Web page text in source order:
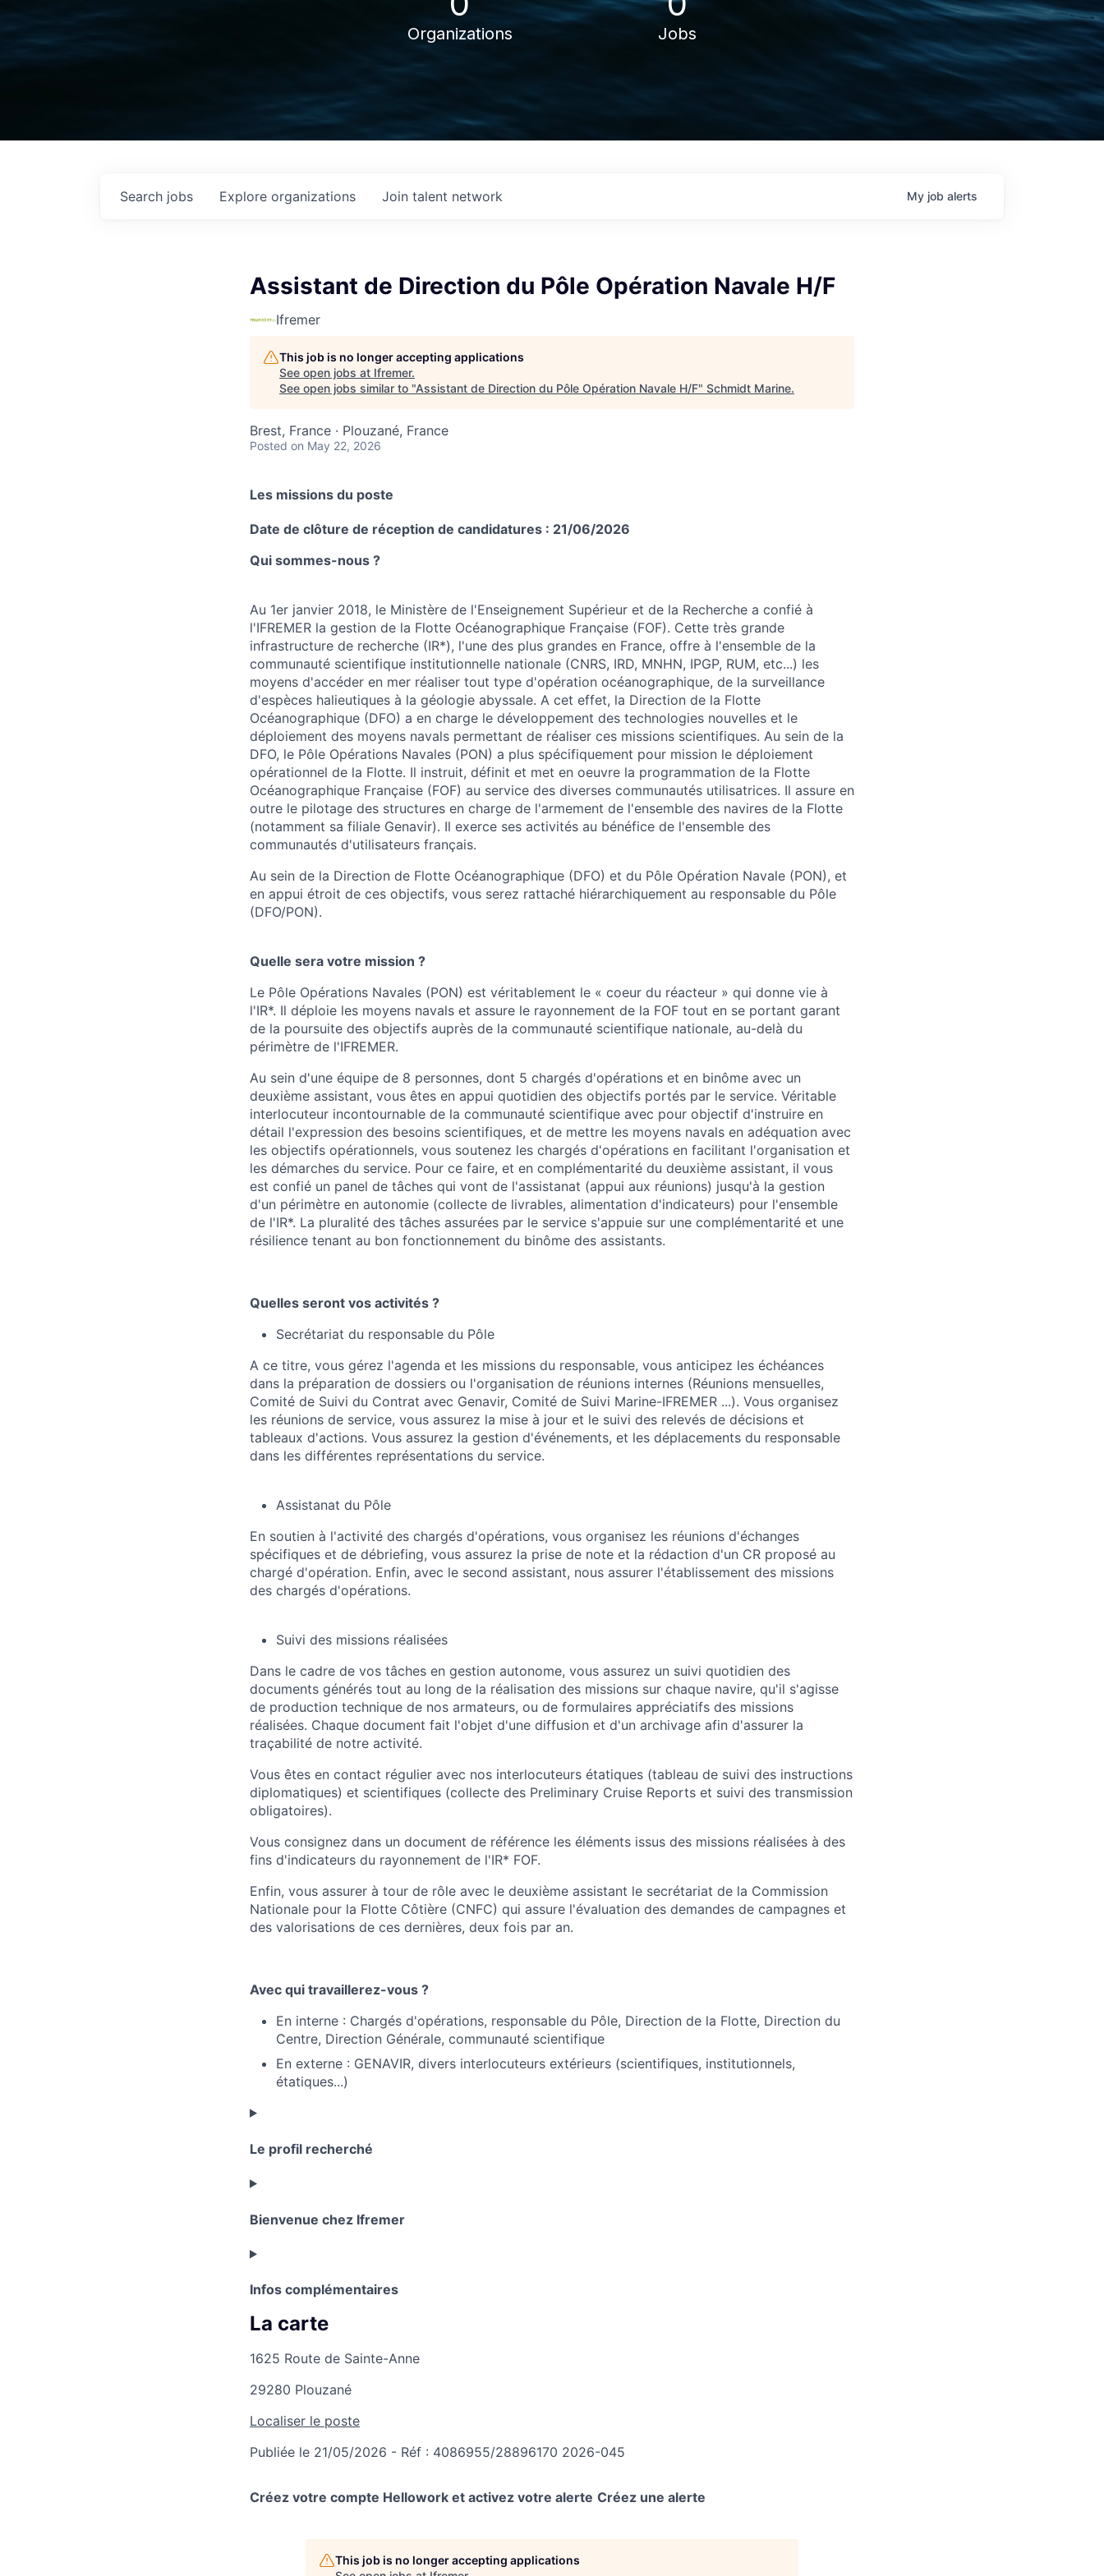
Organizations Jobs
Search jobs Explore organizations Join talent network My job alerts
Assistant de Direction du Pôle Opération Navale H/F
Ifremer
This job is no longer accepting applications
See open jobs at Ifremer.
See open jobs similar to "Assistant de Direction du Pôle Opération Navale H/F" Schmidt Marine.
Brest, France · Plouzané, France
Posted on May 22, 2026
Les missions du poste
Date de clôture de réception de candidatures : 21/06/2026
Qui sommes-nous ?
Au 1er janvier 2018, le Ministère de l'Enseignement Supérieur et de la Recherche a confié à
l'IFREMER la gestion de la Flotte Océanographique Française (FOF). Cette très grande
infrastructure de recherche (IR*), l'une des plus grandes en France, offre à l'ensemble de la
communauté scientifique institutionnelle nationale (CNRS, IRD, MNHN, IPGP, RUM, etc...) les
moyens d'accéder en mer réaliser tout type d'opération océanographique, de la surveillance
d'espèces halieutiques à la géologie abyssale. A cet effet, la Direction de la Flotte
Océanographique (DFO) a en charge le développement des technologies nouvelles et le
déploiement des moyens navals permettant de réaliser ces missions scientifiques. Au sein de la
DFO, le Pôle Opérations Navales (PON) a plus spécifiquement pour mission le déploiement
opérationnel de la Flotte. Il instruit, définit et met en oeuvre la programmation de la Flotte
Océanographique Française (FOF) au service des diverses communautés utilisatrices. Il assure en
outre le pilotage des structures en charge de l'armement de l'ensemble des navires de la Flotte
(notamment sa filiale Genavir). Il exerce ses activités au bénéfice de l'ensemble des
communautés d'utilisateurs français.
Au sein de la Direction de Flotte Océanographique (DFO) et du Pôle Opération Navale (PON), et
en appui étroit de ces objectifs, vous serez rattaché hiérarchiquement au responsable du Pôle
(DFO/PON).
Quelle sera votre mission ?
Le Pôle Opérations Navales (PON) est véritablement le « coeur du réacteur » qui donne vie à
l'IR*. Il déploie les moyens navals et assure le rayonnement de la FOF tout en se portant garant
de la poursuite des objectifs auprès de la communauté scientifique nationale, au-delà du
périmètre de l'IFREMER.
Au sein d'une équipe de 8 personnes, dont 5 chargés d'opérations et en binôme avec un
deuxième assistant, vous êtes en appui quotidien des objectifs portés par le service. Véritable
interlocuteur incontournable de la communauté scientifique avec pour objectif d'instruire en
détail l'expression des besoins scientifiques, et de mettre les moyens navals en adéquation avec
les objectifs opérationnels, vous soutenez les chargés d'opérations en facilitant l'organisation et
les démarches du service. Pour ce faire, et en complémentarité du deuxième assistant, il vous
est confié un panel de tâches qui vont de l'assistanat (appui aux réunions) jusqu'à la gestion
d'un périmètre en autonomie (collecte de livrables, alimentation d'indicateurs) pour l'ensemble
de l'IR*. La pluralité des tâches assurées par le service s'appuie sur une complémentarité et une
résilience tenant au bon fonctionnement du binôme des assistants.
Quelles seront vos activités ?
Secrétariat du responsable du Pôle
A ce titre, vous gérez l'agenda et les missions du responsable, vous anticipez les échéances
dans la préparation de dossiers ou l'organisation de réunions internes (Réunions mensuelles,
Comité de Suivi du Contrat avec Genavir, Comité de Suivi Marine-IFREMER ...). Vous organisez
les réunions de service, vous assurez la mise à jour et le suivi des relevés de décisions et
tableaux d'actions. Vous assurez la gestion d'événements, et les déplacements du responsable
dans les différentes représentations du service.
Assistanat du Pôle
En soutien à l'activité des chargés d'opérations, vous organisez les réunions d'échanges
spécifiques et de débriefing, vous assurez la prise de note et la rédaction d'un CR proposé au
chargé d'opération. Enfin, avec le second assistant, nous assurer l'établissement des missions
des chargés d'opérations.
Suivi des missions réalisées
Dans le cadre de vos tâches en gestion autonome, vous assurez un suivi quotidien des
documents générés tout au long de la réalisation des missions sur chaque navire, qu'il s'agisse
de production technique de nos armateurs, ou de formulaires appréciatifs des missions
réalisées. Chaque document fait l'objet d'une diffusion et d'un archivage afin d'assurer la
traçabilité de notre activité.
Vous êtes en contact régulier avec nos interlocuteurs étatiques (tableau de suivi des instructions
diplomatiques) et scientifiques (collecte des Preliminary Cruise Reports et suivi des transmission
obligatoires).
Vous consignez dans un document de référence les éléments issus des missions réalisées à des
fins d'indicateurs du rayonnement de l'IR* FOF.
Enfin, vous assurer à tour de rôle avec le deuxième assistant le secrétariat de la Commission
Nationale pour la Flotte Côtière (CNFC) qui assure l'évaluation des demandes de campagnes et
des valorisations de ces dernières, deux fois par an.
Avec qui travaillerez-vous ?
En interne : Chargés d'opérations, responsable du Pôle, Direction de la Flotte, Direction du
Centre, Direction Générale, communauté scientifique
En externe : GENAVIR, divers interlocuteurs extérieurs (scientifiques, institutionnels,
étatiques...)
Le profil recherché
Bienvenue chez Ifremer
Infos complémentaires
La carte
1625 Route de Sainte-Anne
29280 Plouzané
Localiser le poste
Publiée le 21/05/2026 - Réf : 4086955/28896170 2026-045
Créez votre compte Hellowork et activez votre alerte Créez une alerte
This job is no longer accepting applications